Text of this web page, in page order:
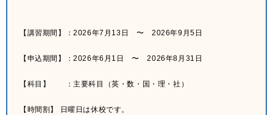
【講習期間】：2026年7月13日 〜 2026年9月5日
【申込期間】：2026年6月1日 〜 2026年8月31日
【科目】 ：主要科目（英・数・国・理・社）
【時間割】 日曜日は休校です。